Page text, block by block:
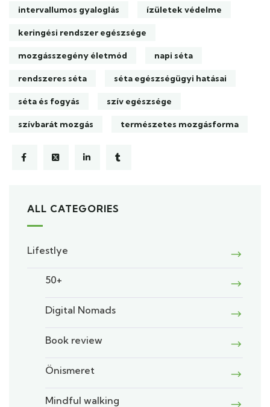
intervallumos gyaloglás ízületek védelme
keringési rendszer egészsége
mozgásszegény életmód napi séta
rendszeres séta séta egészségügyi hatásai
séta és fogyás szív egészsége
szívbarát mozgás természetes mozgásforma
ALL CATEGORIES
Lifestlye
50+
Digital Nomads
Book review
Önismeret
Mindful walking